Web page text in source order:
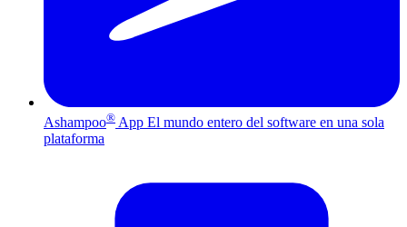
Ashampoo® App El mundo entero del software en una sola
plataforma